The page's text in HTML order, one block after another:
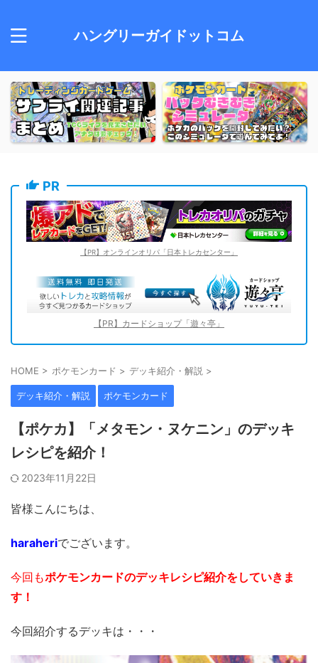
ハングリーガイドットコム
PR
【PR】オンラインオリパ「日本トレカセンター」
【PR】カードショップ「遊々亭」
HOME > ポケモンカード > デッキ紹介・解説 >
デッキ紹介・解説 ポケモンカード
【ポケカ】「メタモン・ヌケニン」のデッキ
レシピを紹介！
2023年11月22日
皆様こんにちは、
haraheriでございます。
今回もポケモンカードのデッキレシピ紹介をしていきま
す ！
今回紹介するデッキは・・・